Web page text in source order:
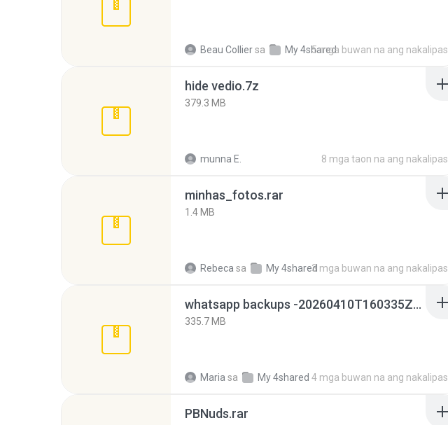
Beau Colliersa My 4shared5 mga buwan na ang nakalipas
hide vedio.7z
379.3 MB
munna E. 8 mga taon na ang nakalipas
minhas_fotos.rar
1.4 MB
Rebeca sa My 4shared3 mga buwan na ang nakalipas
whatsapp backups -20260410T160335Z-3-001.zip
335.7 MB
Maria sa My 4shared 4 mga buwan na ang nakalipas
PBNuds.rar